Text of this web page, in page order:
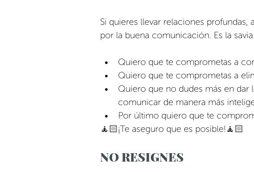
Si quieres llevar relaciones profundas,
por la buena comunicación. Es la
Quiero que te comprometas a
Quiero que te comprometas a
Quiero que no dudes más en dar
comunicar de manera más
Por último quiero que te
🧘🏻¡Te aseguro que es posible!🧘🏻
NO RESIGNES